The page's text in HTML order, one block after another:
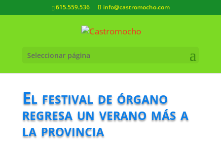
615.559.536 info@castromocho.com
Seleccionar página
El festival de órgano
regresa un verano más a
la provincia